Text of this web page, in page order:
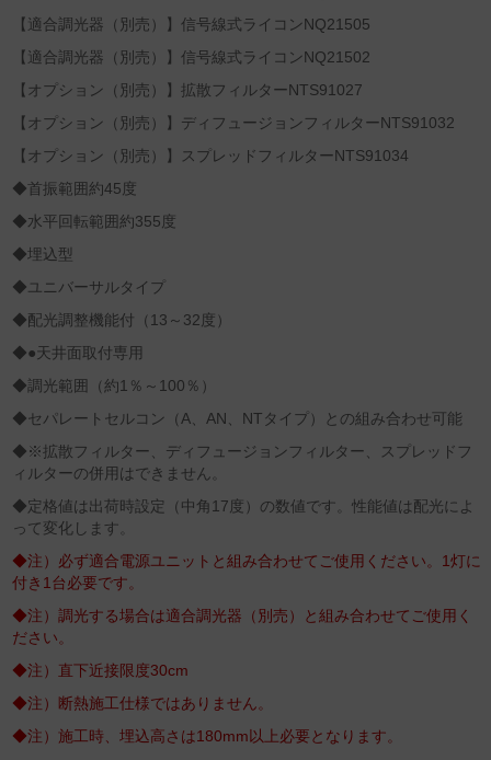
【適合調光器（別売）】信号線式ライコンNQ21505
【適合調光器（別売）】信号線式ライコンNQ21502
【オプション（別売）】拡散フィルターNTS91027
【オプション（別売）】ディフュージョンフィルターNTS91032
【オプション（別売）】スプレッドフィルターNTS91034
◆首振範囲約45度
◆水平回転範囲約355度
◆埋込型
◆ユニバーサルタイプ
◆配光調整機能付（13～32度）
◆●天井面取付専用
◆調光範囲（約1％～100％）
◆セパレートセルコン（A、AN、NTタイプ）との組み合わせ可能
◆※拡散フィルター、ディフュージョンフィルター、スプレッドフ
ィルターの併用はできません。
◆定格値は出荷時設定（中角17度）の数値です。性能値は配光によ
って変化します。
◆注）必ず適合電源ユニットと組み合わせてご使用ください。1灯に
付き1台必要です。
◆注）調光する場合は適合調光器（別売）と組み合わせてご使用く
ださい。
◆注）直下近接限度30cm
◆注）断熱施工仕様ではありません。
◆注）施工時、埋込高さは180mm以上必要となります。